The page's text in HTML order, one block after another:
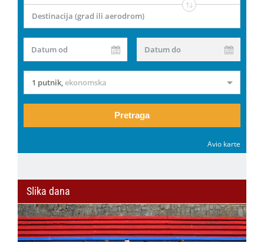
Destinacija (grad ili aerodrom)
Datum od Datum do
1 putnik,ekonomska
Pretraga
Avio karte
Slika dana